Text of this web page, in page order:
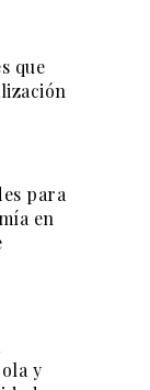
que
para
en
y